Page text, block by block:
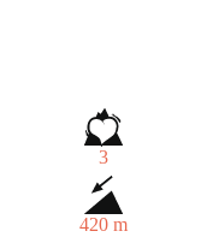
3
420 m